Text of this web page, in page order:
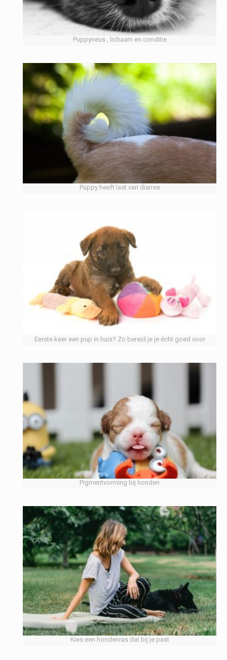
Puppyneus , lichaam en conditie
Puppy heeft last van diarree
Eerste keer een pup in huis? Zo bereid je je écht goed voor
Pigmentvorming bij honden
Kies een hondenras dat bij je past